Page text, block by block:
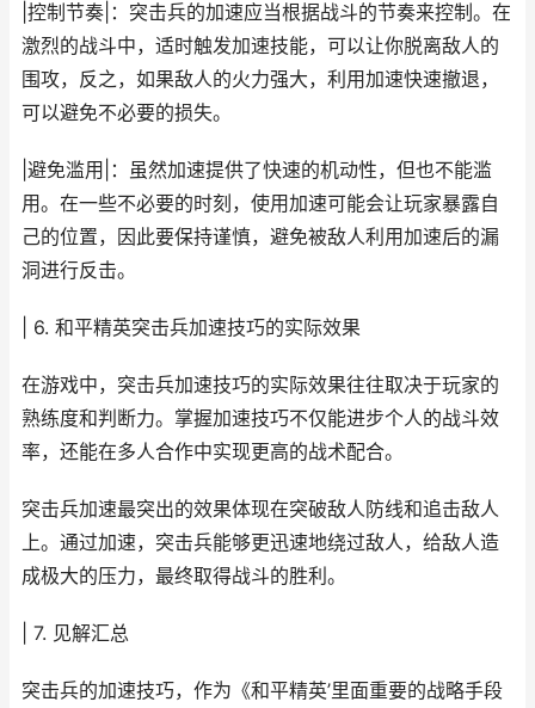
|控制节奏|：突击兵的加速应当根据战斗的节奏来控制。在
激烈的战斗中，适时触发加速技能，可以让你脱离敌人的
围攻，反之，如果敌人的火力强大，利用加速快速撤退，
可以避免不必要的损失。
|避免滥用|：虽然加速提供了快速的机动性，但也不能滥
用。在一些不必要的时刻，使用加速可能会让玩家暴露自
己的位置，因此要保持谨慎，避免被敌人利用加速后的漏
洞进行反击。
| 6. 和平精英突击兵加速技巧的实际效果
在游戏中，突击兵加速技巧的实际效果往往取决于玩家的
熟练度和判断力。掌握加速技巧不仅能进步个人的战斗效
率，还能在多人合作中实现更高的战术配合。
突击兵加速最突出的效果体现在突破敌人防线和追击敌人
上。通过加速，突击兵能够更迅速地绕过敌人，给敌人造
成极大的压力，最终取得战斗的胜利。
| 7. 见解汇总
突击兵的加速技巧，作为《和平精英’里面重要的战略手段